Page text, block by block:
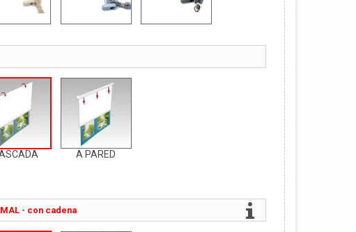
A PARED
- con cadena